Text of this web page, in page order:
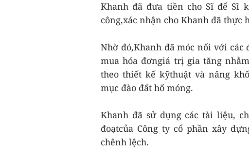
Khanh đã đưa tiền cho Sĩ để Sĩ
công,xác nhận cho Khanh đã
Nhờ đó,Khanh đã móc nối với
mua hóa đơngiá trị gia tăng
theo thiết kế kỹthuật và nâng
mục đào đất hố móng.
Khanh đã sử dụng các tài liệu,
đoạtcủa Công ty cổ phần xây
chênh lệch.